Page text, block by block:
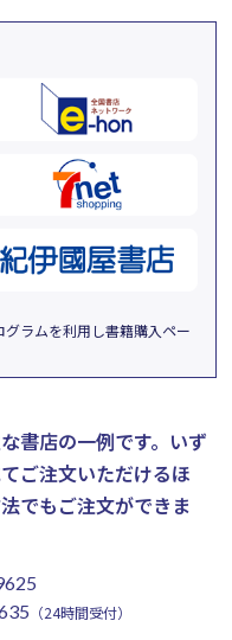
ラムを利用し書籍購入ペー
書店の一例です。 いず
ご注文いただけるほ
でもご注文ができま
（24時間受付）